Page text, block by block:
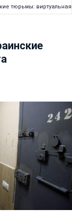
тюрьмы: виртуальная